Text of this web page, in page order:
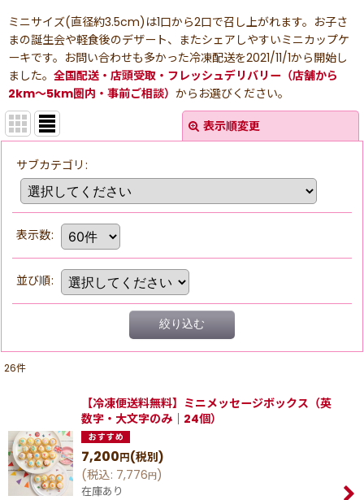
ミニサイズ(直径約3.5cm)は1口から2口で召し上がれます。お子さ
まの誕生会や軽食後のデザート、またシェアしやすいミニカップケ
ーキです。お問い合わせも多かった冷凍配送を2021/11/1から開始し
ました。 全国配送・店頭受取・フレッシュデリバリー（店舗から
2km〜5km圏内・事前ご相談） からお選びください。
表示順変更
サブカテゴリ :
表示数:
並び順:
絞り込む
26件
【冷凍便送料無料】ミニメッセージボックス（英
数字・大文字のみ｜24個）
7,200円(税別)
(税込: 7,776円)
在庫あり